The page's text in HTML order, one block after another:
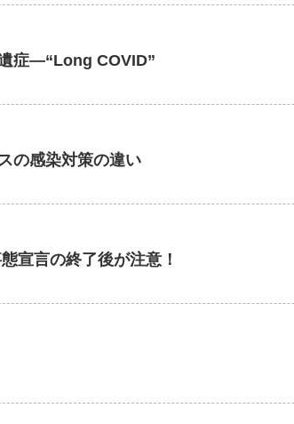
症―“Long COVID”
の感染対策の違い
宣言の終了後が注意！